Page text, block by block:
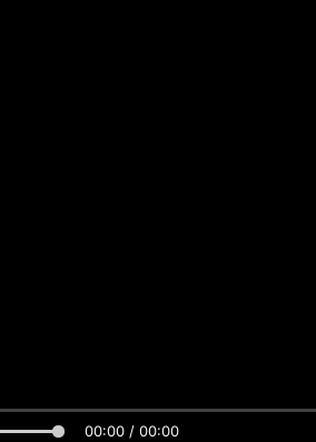
00:00 / 00:00